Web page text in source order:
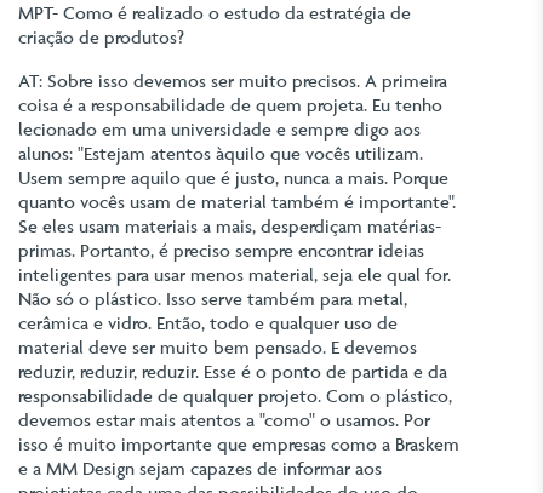
MPT- Como é realizado o estudo da estratégia de
criação de produtos?
AT: Sobre isso devemos ser muito precisos. A primeira
coisa é a responsabilidade de quem projeta. Eu tenho
lecionado em uma universidade e sempre digo aos
alunos: "Estejam atentos àquilo que vocês utilizam.
Usem sempre aquilo que é justo, nunca a mais. Porque
quanto vocês usam de material também é importante".
Se eles usam materiais a mais, desperdiçam matérias-
primas. Portanto, é preciso sempre encontrar ideias
inteligentes para usar menos material, seja ele qual for.
Não só o plástico. Isso serve também para metal,
cerâmica e vidro. Então, todo e qualquer uso de
material deve ser muito bem pensado. E devemos
reduzir, reduzir, reduzir. Esse é o ponto de partida e da
responsabilidade de qualquer projeto. Com o plástico,
devemos estar mais atentos a "como" o usamos. Por
isso é muito importante que empresas como a Braskem
e a MM Design sejam capazes de informar aos